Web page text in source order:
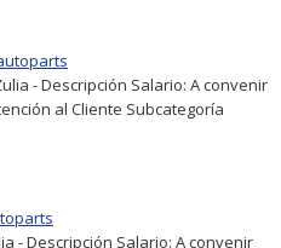
- Descripción Salario: A convenir
al Cliente Subcategoría
- Descripción Salario: A convenir